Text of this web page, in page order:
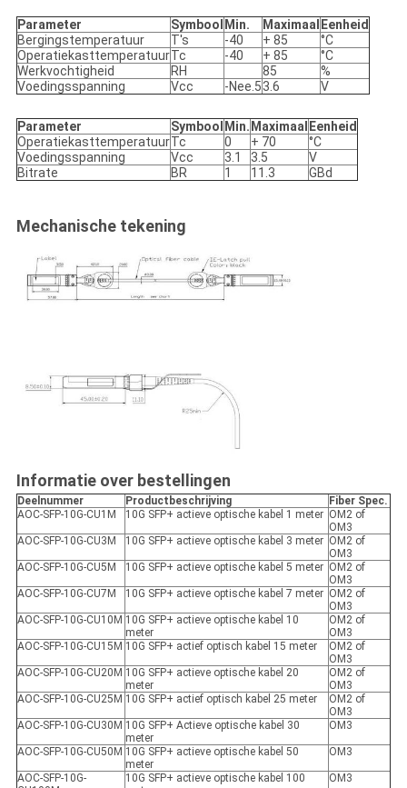
Parameter Symbool Min. Maximaal Eenheid
Bergingstemperatuur
T's -40 + 85
°C
OperatiekasttemperatuurTc -40 + 85
°C
Werkvochtigheid
RH 85
%
Voedingsspanning
Vcc -Nee.53.6 V
Parameter Symbool Min. Maximaal Eenheid
OperatiekasttemperatuurTc 0 + 70
°C
Voedingsspanning
Vcc 3.1 3.5
V
Bitrate
BR 1 11.3 GBd
Mechanische tekening
Informatie over bestellingen
Deelnummer Productbeschrijving
Fiber Spec.
AOC-SFP-10G-CU1M
10G SFP+ actieve optische kabel 1 meter OM2 of
OM3
AOC-SFP-10G-CU3M
10G SFP+ actieve optische kabel 3 meter OM2 of
OM3
AOC-SFP-10G-CU5M
10G SFP+ actieve optische kabel 5 meter OM2 of
OM3
AOC-SFP-10G-CU7M
10G SFP+ actieve optische kabel 7 meter OM2 of
OM3
AOC-SFP-10G-CU10M 10G SFP+ actieve optische kabel 10
meter
OM2 of
OM3
AOC-SFP-10G-CU15M 10G SFP+ actief optisch kabel 15 meter
OM2 of
OM3
AOC-SFP-10G-CU20M 10G SFP+ actieve optische kabel 20
meter
OM2 of
OM3
AOC-SFP-10G-CU25M 10G SFP+ actief optisch kabel 25 meter
OM2 of
OM3
AOC-SFP-10G-CU30M 10G SFP+ Actieve optische kabel 30
meter
OM3
AOC-SFP-10G-CU50M 10G SFP+ actieve optische kabel 50
meter
OM3
AOC-SFP-10G-
10G SFP+ actieve optische kabel 100
OM3